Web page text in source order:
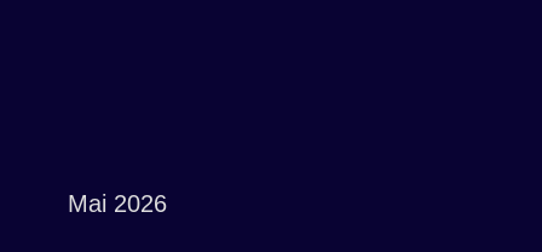
Mai 2026